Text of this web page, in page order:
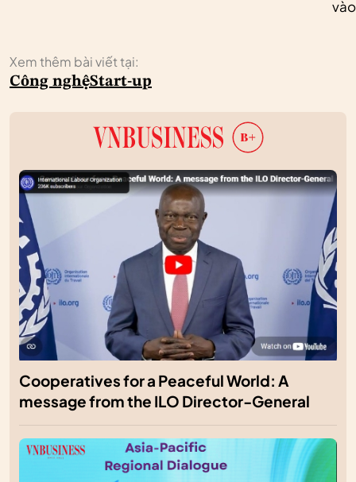
Xem thêm bài viết tại:
Công nghệStart-up
Cooperatives for a Peaceful World: A
message from the ILO Director-General